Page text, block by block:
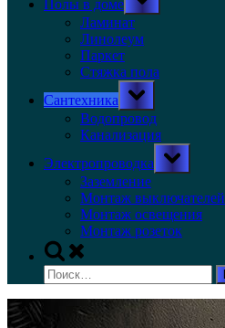
Полы в доме
sub-
menu
Ламинат
Линолеум
Паркет
Стяжка пола
Сантехника
Toggle
sub-
menu
Водопровод
Канализация
Электропроводка
Toggle
sub-
Заземление
Монтаж выключателей
Монтаж освещения
Монтаж розеток
Toggle
search
form
Найти: